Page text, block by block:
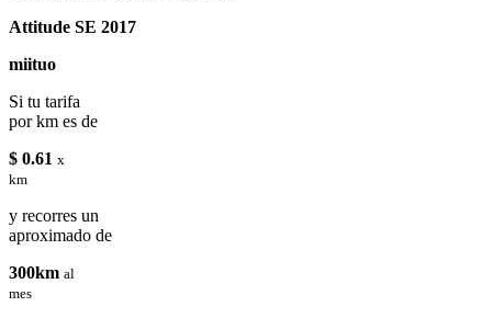
Attitude SE 2017
miituo
Si tu tarifa
por km es de
$ 0.61 x
km
y recorres un
aproximado de
300km al
mes